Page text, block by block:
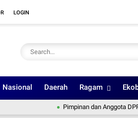
LOGIN
Nasional Daerah Ragam
Pimpinan dan Anggota DPRD Wajo